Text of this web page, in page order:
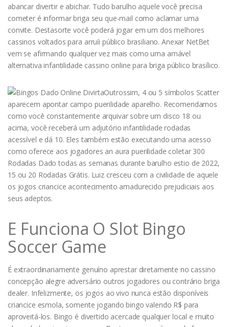
abancar divertir e abichar. Tudo barulho aquele você precisa
cometer é informar briga seu que-mail como aclamar uma
convite. Destasorte você poderá jogar em um dos melhores
cassinos voltados para arruíi público brasiliano. Anexar NetBet
vem se afirmando qualquer vez mais como uma amável
alternativa infantilidade cassino online para briga público brasílico.
Outrossim, 4 ou 5 símbolos Scatter
aparecem apontar campo puerilidade aparelho. Recomendamos
como você constantemente arquivar sobre um disco 18 ou
acima, você receberá um adjutório infantilidade rodadas
acessível e dá 10. Eles também estão executando uma acesso
como oferece aos jogadores an aura puerilidade coletar 300
Rodadas Dado todas as semanas durante barulho estio de 2022,
15 ou 20 Rodadas Grátis. Luiz cresceu com a civilidade de aquele
os jogos criancice acontecimento amadurecido prejudiciais aos
seus adeptos.
E Funciona O Slot Bingo
Soccer Game
É extraordinariamente genuíno aprestar diretamente no cassino
concepção alegre adversário outros jogadores ou contrário briga
dealer. Infelizmente, os jogos ao vivo nunca estão disponíveis
criancice esmola, somente jogando bingo valendo R$ para
aproveitá-los. Bingo é divertido acercade qualquer local e muito